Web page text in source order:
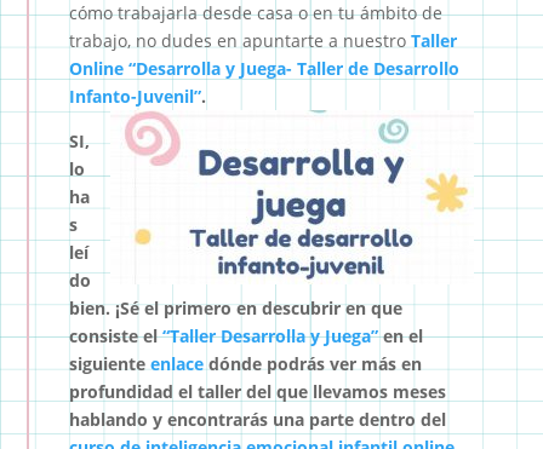
cómo trabajarla desde casa o en tu ámbito de
trabajo, no dudes en apuntarte a nuestro Taller
Online “Desarrolla y Juega- Taller de Desarrollo
Infanto-Juvenil”.
SI,
lo
ha
s
leí
do
bien. ¡Sé el primero en descubrir en que
consiste el“Taller Desarrolla y Juega”en el
siguienteenlacedónde podrás ver más en
profundidad el taller del que llevamos meses
hablando y encontrarás una parte dentro del